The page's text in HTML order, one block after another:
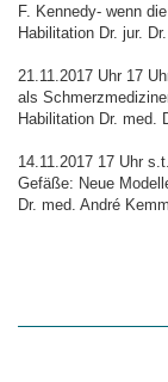
F. Kennedy- wenn
Habilitation Dr. jur.
21.11.2017 Uhr 17
als
Habilitation Dr. med.
14.11.2017 17 Uhr
Gefäße: Neue
Dr. med. André